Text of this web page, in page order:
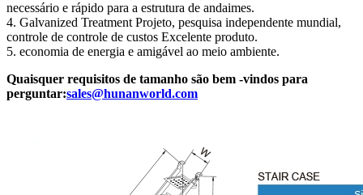
necessário e rápido para a estrutura de andaimes.
4. Galvanized Treatment Projeto, pesquisa independente mundial,
controle de controle de custos Excelente produto.
5. economia de energia e amigável ao meio ambiente.
Quaisquer requisitos de tamanho são bem -vindos para
perguntar:sales@hunanworld.com